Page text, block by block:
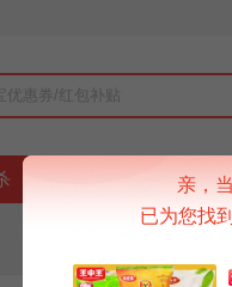
好货 品牌 亲，
已为您找